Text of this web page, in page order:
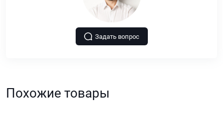
Задать вопрос
Похожие товары